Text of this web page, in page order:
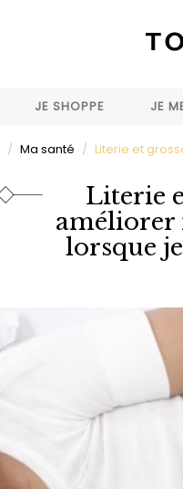
JE SHOPPE JE
Ma santé Literie et
Literie
améliorer
lorsque